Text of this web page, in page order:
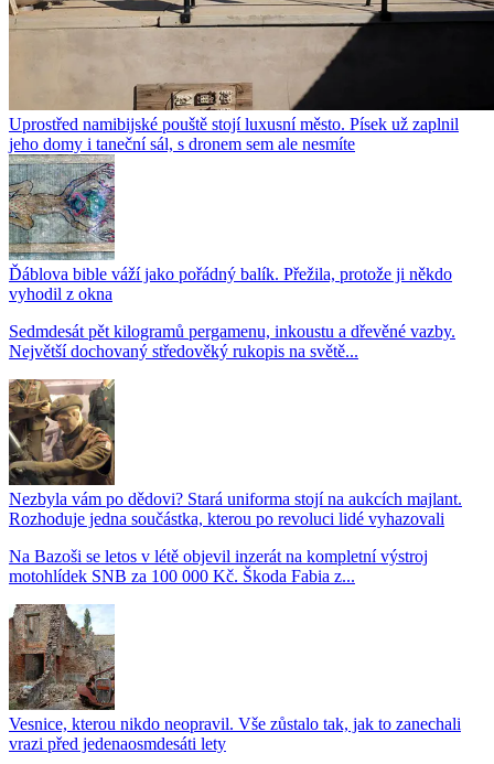
Uprostřed namibijské pouště stojí luxusní město. Písek už zaplnil
jeho domy i taneční sál, s dronem sem ale nesmíte
Ďáblova bible váží jako pořádný balík. Přežila, protože ji někdo
vyhodil z okna
Sedmdesát pět kilogramů pergamenu, inkoustu a dřevěné vazby.
Největší dochovaný středověký rukopis na světě...
Nezbyla vám po dědovi? Stará uniforma stojí na aukcích majlant.
Rozhoduje jedna součástka, kterou po revoluci lidé vyhazovali
Na Bazoši se letos v létě objevil inzerát na kompletní výstroj
motohlídek SNB za 100 000 Kč. Škoda Fabia z...
Vesnice, kterou nikdo neopravil. Vše zůstalo tak, jak to zanechali
vrazi před jedenaosmdesáti lety